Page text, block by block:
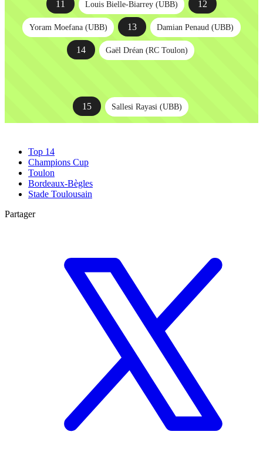
11 Louis Bielle-Biarrey (UBB) 12
Yoram Moefana (UBB) 13 Damian Penaud (UBB)
14 Gaël Dréan (RC Toulon)
15 Sallesi Rayasi (UBB)
Top 14
Champions Cup
Toulon
Bordeaux-Bègles
Stade Toulousain
Partager